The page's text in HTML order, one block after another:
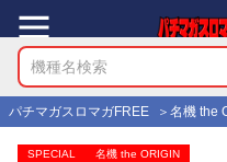
パチマガスロマガFREE 名機 the
SPECIAL 名機 the ORIGIN